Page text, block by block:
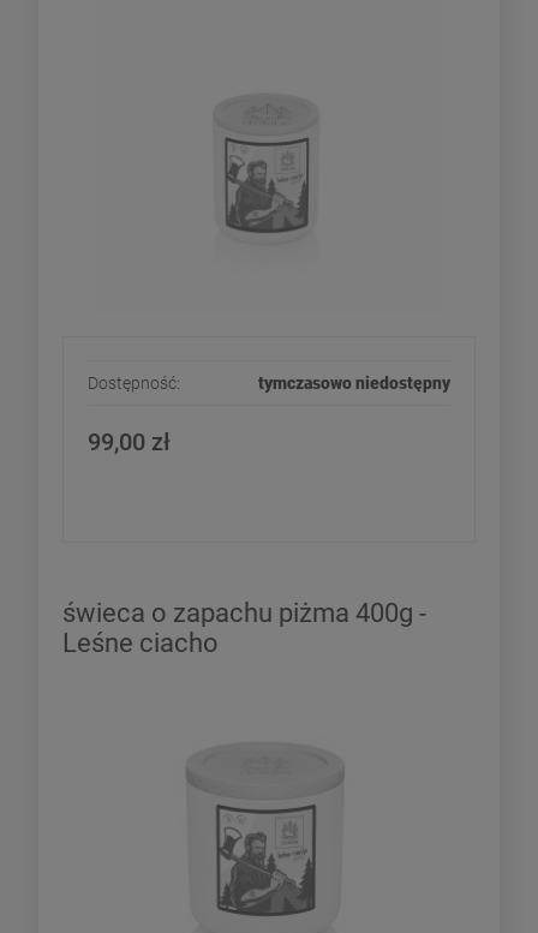
Dostępność: tymczasowo niedostępny
99,00 zł
świeca o zapachu piżma 400g -
Leśne ciacho